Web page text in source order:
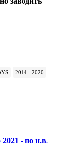
2014 - 2020
- по н.в.